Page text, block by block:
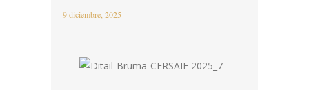
9 diciembre, 2025